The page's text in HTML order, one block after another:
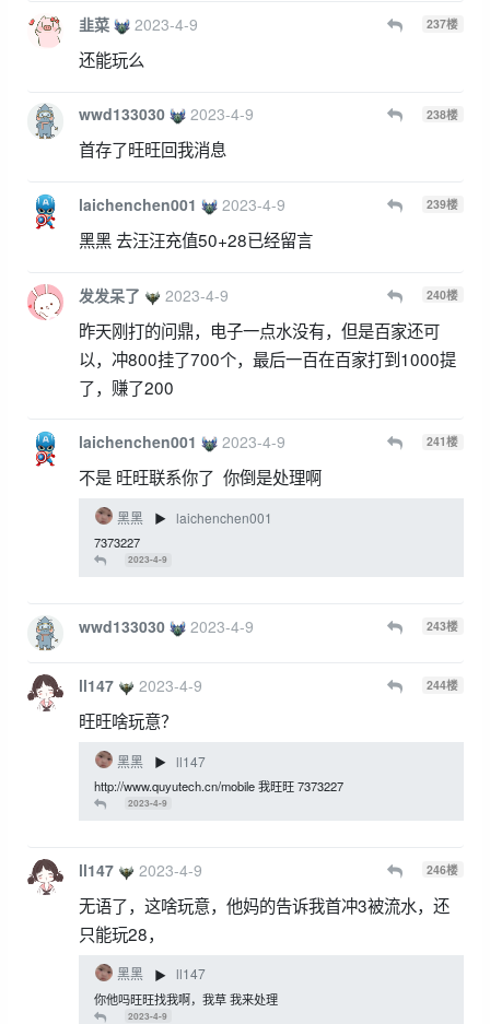
韭菜 2023-4-9 237楼
还能玩么
wwd133030 2023-4-9 238楼
首存了旺旺回我消息
laichenchen001 2023-4-9 239楼
黑黑 去汪汪充值50+28已经留言
发发呆了 2023-4-9 240楼
昨天刚打的问鼎，电子一点水没有，但是百家还可
以，冲800挂了700个，最后一百在百家打到1000提
了，赚了200
laichenchen001 2023-4-9 241楼
不是 旺旺联系你了 你倒是处理啊
黑黑 ▶ laichenchen001
7373227
2023-4-9
wwd133030 2023-4-9 243楼
ll147 2023-4-9 244楼
旺旺啥玩意？
黑黑 ▶ ll147
http://www.quyutech.cn/mobile 我旺旺 7373227
2023-4-9
ll147 2023-4-9 246楼
无语了，这啥玩意，他妈的告诉我首冲3被流水，还
只能玩28，
黑黑 ▶ ll147
你他吗旺旺找我啊，我草 我来处理
2023-4-9